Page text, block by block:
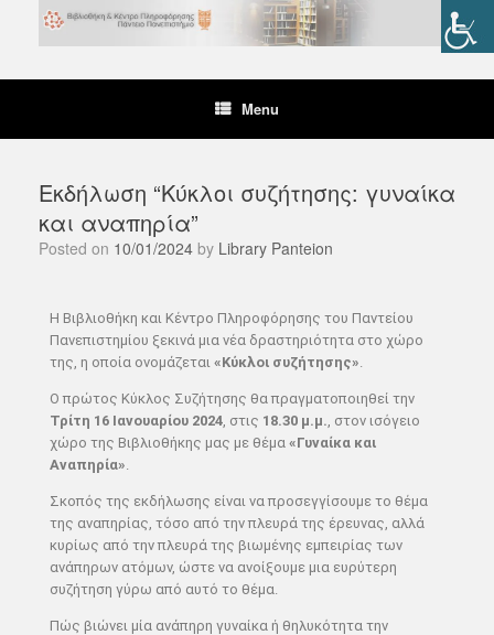
Menu
Εκδήλωση “Κύκλοι συζήτησης: γυναίκα
και αναπηρία”
Posted on 10/01/2024 by Library Panteion
Η Βιβλιοθήκη και Κέντρο Πληροφόρησης του Παντείου
Πανεπιστημίου ξεκινά μια νέα δραστηριότητα στο χώρο
της, η οποία ονομάζεται «Κύκλοι συζήτησης»
Ο πρώτος Κύκλος Συζήτησης θα πραγματοποιηθεί την
Τρίτη 16 Ιανουαρίου 2024 , στις 18.30 μ.μ. , στον ισόγειο
χώρο της Βιβλιοθήκης μας με θέμα «Γυναίκα και
Αναπηρία»
Σκοπός της εκδήλωσης είναι να προσεγγίσουμε το θέμα
της αναπηρίας, τόσο από την πλευρά της έρευνας, αλλά
κυρίως από την πλευρά της βιωμένης εμπειρίας των
ανάπηρων ατόμων, ώστε να ανοίξουμε μια ευρύτερη
συζήτηση γύρω από αυτό το θέμα.
Πώς βιώνει μία ανάπηρη γυναίκα ή θηλυκότητα την